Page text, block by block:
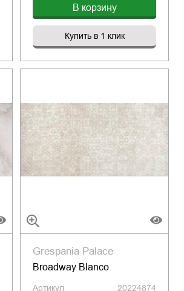
В корзину
Купить в 1 клик
Grespania Palace
Broadway Blanco
Артикул
20224874